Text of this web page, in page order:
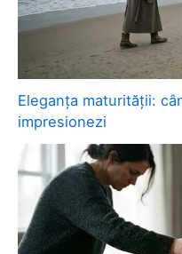
Eleganța maturității:
impresionezi